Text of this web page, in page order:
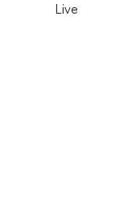
Live